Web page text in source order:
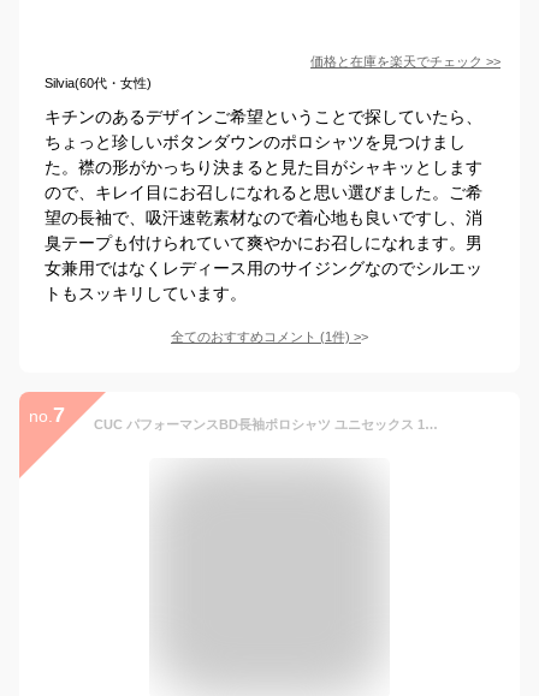
価格と在庫を楽天でチェック >>
Silvia(60代・女性)
キチンのあるデザインご希望ということで探していたら、
ちょっと珍しいボタンダウンのポロシャツを見つけまし
た。襟の形がかっちり決まると見た目がシャキッとします
ので、キレイ目にお召しになれると思い選びました。ご希
望の長袖で、吸汗速乾素材なので着心地も良いですし、消
臭テープも付けられていて爽やかにお召しになれます。男
女兼用ではなくレディース用のサイジングなのでシルエッ
トもスッキリしています。
全てのおすすめコメント (1件) >
no. 7 CUC パフォーマンスBD長袖ポロシャツ ユニセックス 1110